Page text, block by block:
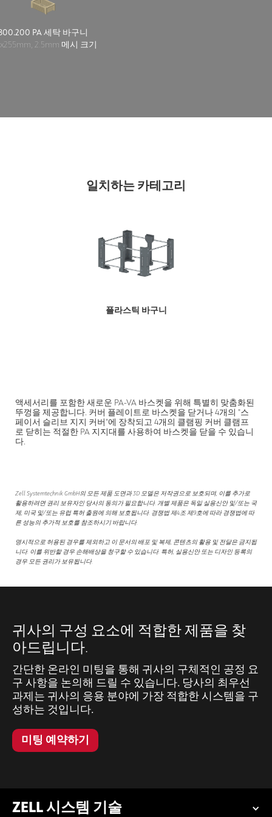
PA 세탁 바구니
2.5mm 메시 크기
일치하는 카테고리
플라스틱 바구니
액세서리를 포함한 새로운 PA-VA 바스켓을 위해 특별히 맞춤화된
뚜껑을 제공합니다. 커버 플레이트로 바스켓을 닫거나 4개의 "스
페이서 슬리브 지지 커버"에 장착되고 4개의 클램핑 커버 클램프
로 닫히는 적절한 PA 지지대를 사용하여 바스켓을 닫을 수 있습니
다.
Zell Systemtechnik GmbH의 모든 제품 도면과 3D 모델은 저작권으로 보호되며, 이를 추가로
활용하려면 권리 보유자인 당사의 동의가 필요합니다. 개별 제품은 독일 실용신안 및/또는 국
제, 미국 및/또는 유럽 특허 출원에 의해 보호됩니다. 경쟁법 제4조 제9호에 따라 경쟁법에 따
른 성능의 추가적 보호를 참조하시기 바랍니다.
명시적으로 허용된 경우를 제외하고 이 문서의 배포 및 복제, 콘텐츠의 활용 및 전달은 금지됩
니다. 이를 위반할 경우 손해배상을 청구할 수 있습니다. 특허, 실용신안 또는 디자인 등록의
경우 모든 권리가 보유됩니다.
귀사의 구성 요소에 적합한 제품을 찾
아드립니다.
간단한 온라인 미팅을 통해 귀사의 구체적인 공정 요
구 사항을 논의해 드릴 수 있습니다. 당사의 최우선
과제는 귀사의 응용 분야에 가장 적합한 시스템을 구
성하는 것입니다.
미팅 예약하기
ZELL 시스템 기술